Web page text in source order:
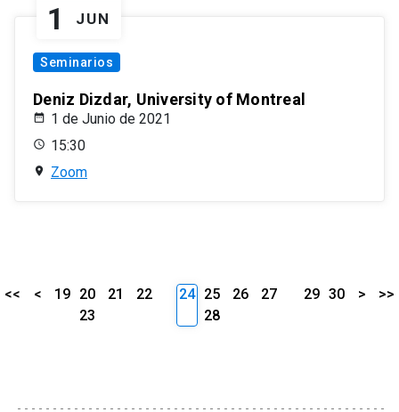
1 JUN
Seminarios
Deniz Dizdar, University of Montreal
1 de Junio de 2021
15:30
Zoom
<< < 19 20 21
22
23
24 25 26
27
28
29 30 > >>